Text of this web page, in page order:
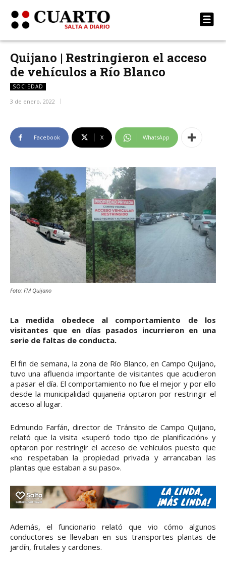
Quijano | Restringieron el acceso
de vehículos a Río Blanco
SOCIEDAD
3 de enero, 2022
Facebook X WhatsApp
Foto: FM Quijano
La medida obedece al comportamiento de los
visitantes que en días pasados incurrieron en una
serie de faltas de conducta.
El fin de semana, la zona de Río Blanco, en Campo Quijano,
tuvo una afluencia importante de visitantes que acudieron
a pasar el día. El comportamiento no fue el mejor y por ello
desde la municipalidad quijaneña optaron por restringir el
acceso al lugar.
Edmundo Farfán, director de Tránsito de Campo Quijano,
relató que la visita «superó todo tipo de planificación» y
optaron por restringir el acceso de vehículos puesto que
«no respetaban la propiedad privada y arrancaban las
plantas que estaban a su paso».
Además, el funcionario relató que vio cómo algunos
conductores se llevaban en sus transportes plantas de
jardín, frutales y cardones.